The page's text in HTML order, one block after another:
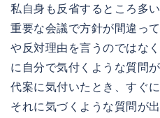
私自身も反省するところ多い
重要な会議で方針が間違っ
や反対理由を言うのではな
に自分で気付くような質問
代案に気付いたとき、すぐ
それに気づくような質問が